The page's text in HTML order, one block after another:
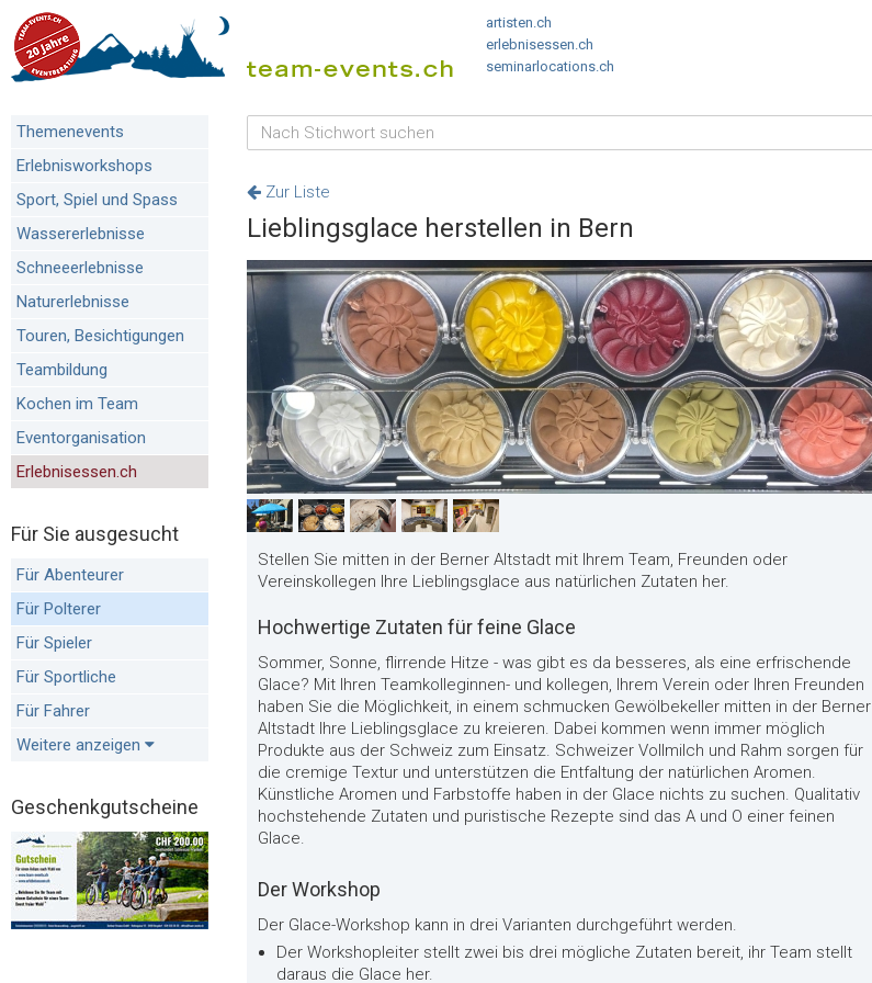
artisten.ch
erlebnisessen.ch
seminarlocations.ch
Themenevents
Erlebnisworkshops
Sport, Spiel und Spass
Wassererlebnisse
Schneeerlebnisse
Naturerlebnisse
Touren, Besichtigungen
Teambildung
Kochen im Team
Eventorganisation
Erlebnisessen.ch
Für Sie ausgesucht
Für Abenteurer
Für Polterer
Für Spieler
Für Sportliche
Für Fahrer
Weitere anzeigen
Geschenkgutscheine
Zur Liste
Lieblingsglace herstellen in Bern
Stellen Sie mitten in der Berner Altstadt mit Ihrem Team, Freunden oder
Vereinskollegen Ihre Lieblingsglace aus natürlichen Zutaten her.
Hochwertige Zutaten für feine Glace
Sommer, Sonne, flirrende Hitze - was gibt es da besseres, als eine erfrischende
Glace? Mit Ihren Teamkolleginnen- und kollegen, Ihrem Verein oder Ihren Freunden
haben Sie die Möglichkeit, in einem schmucken Gewölbekeller mitten in der Berner
Altstadt Ihre Lieblingsglace zu kreieren. Dabei kommen wenn immer möglich
Produkte aus der Schweiz zum Einsatz. Schweizer Vollmilch und Rahm sorgen für
die cremige Textur und unterstützen die Entfaltung der natürlichen Aromen.
Künstliche Aromen und Farbstoffe haben in der Glace nichts zu suchen. Qualitativ
hochstehende Zutaten und puristische Rezepte sind das A und O einer feinen
Glace.
Der Workshop
Der Glace-Workshop kann in drei Varianten durchgeführt werden.
Der Workshopleiter stellt zwei bis drei mögliche Zutaten bereit, ihr Team stellt
daraus die Glace her.